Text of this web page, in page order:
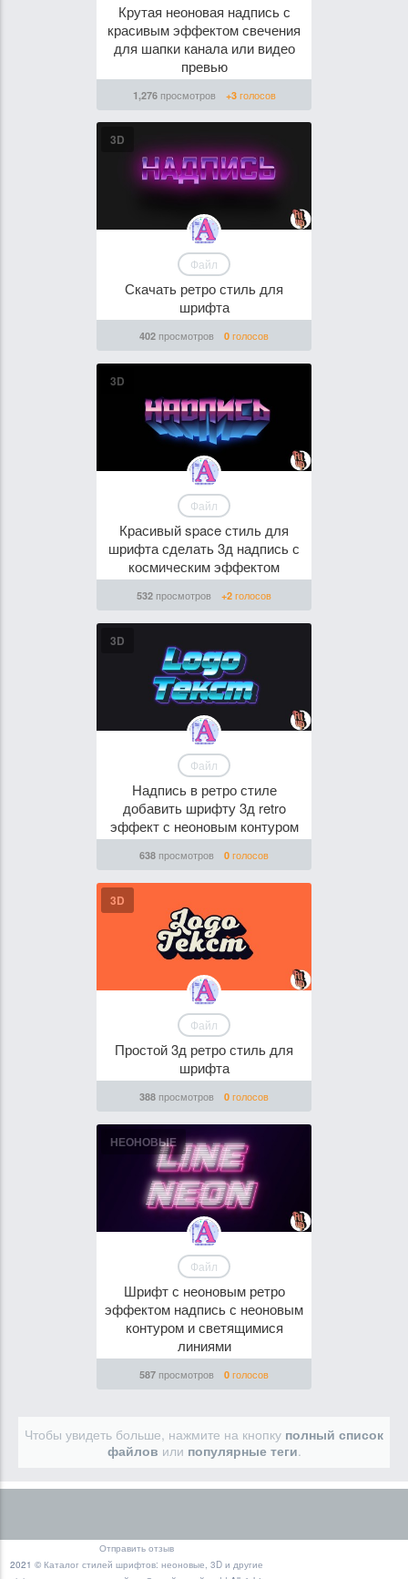
Крутая неоновая надпись с
красивым эффектом свечения
для шапки канала или видео
превью
1,276просмотров +3голосов
3D
Файл
Скачать ретро стиль для
шрифта
402 просмотров 0 голосов
3D
Файл
Красивый space стиль для
шрифта сделать 3д надпись с
космическим эффектом
532 просмотров +2 голосов
3D
Файл
Надпись в ретро стиле
добавить шрифту 3д retro
эффект с неоновым контуром
638 просмотров 0 голосов
3D
Файл
Простой 3д ретро стиль для
шрифта
388 просмотров 0 голосов
НЕОНОВЫЕ
Файл
Шрифт с неоновым ретро
эффектом надпись с неоновым
контуром и светящимися
линиями
587 просмотров 0 голосов
Чтобы увидеть больше, нажмите на кнопку полный список
файлов или популярные теги.
Отправить отзыв
2021 © Каталог стилей шрифтов: неоновые, 3D и другие